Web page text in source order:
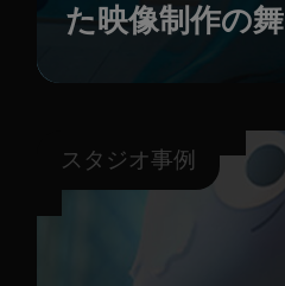
た映像制作の
スタジオ事例